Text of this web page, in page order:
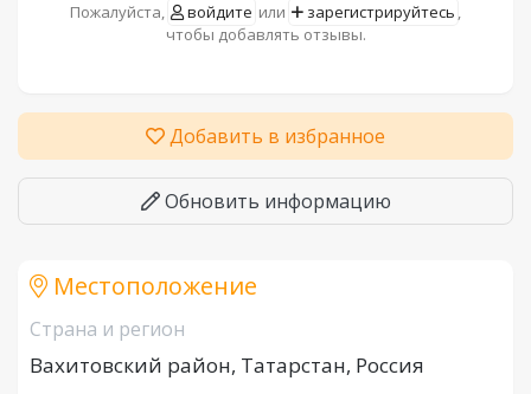
Пожалуйста, войдите или зарегистрируйтесь ,
чтобы добавлять отзывы.
Добавить в избранное
Обновить информацию
Местоположение
Страна и регион
Вахитовский район, Татарстан, Россия